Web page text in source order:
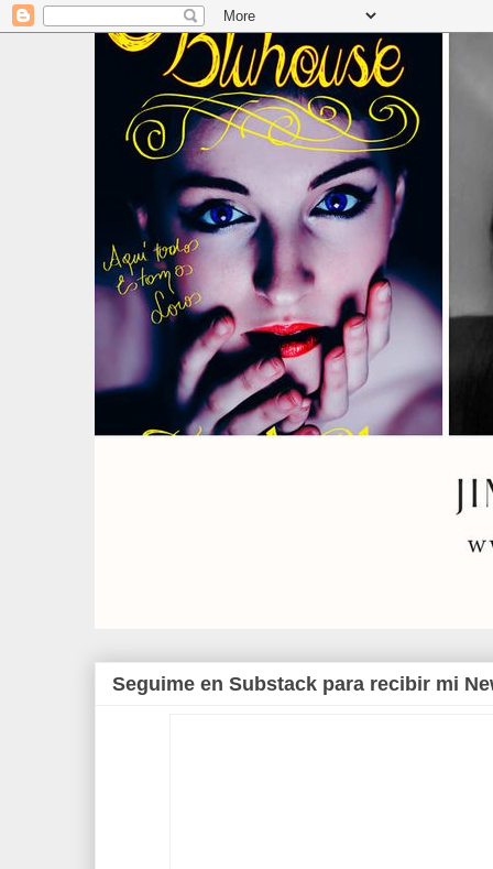
Seguime en Substack para recibir mi